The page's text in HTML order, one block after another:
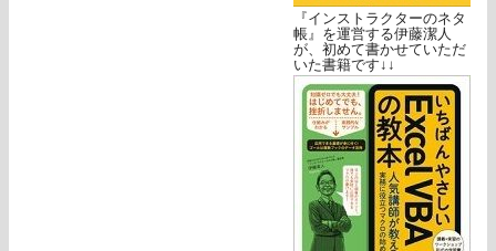
『インストラクターのネタ
帳』を運営する伊藤潔人
が、初めて書かせていただ
いた書籍です↓↓